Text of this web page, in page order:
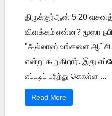
திருக்குர்ஆன் 5 20
விளக்கம் என்ன? மூஸா
"அல்லாஹ் உங்களை
என்று கூறுகிறார். இது
எப்படிப் புரிந்து கொள்ள ...
Read More